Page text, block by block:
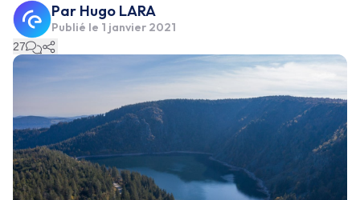
Par Hugo LARA
Publié le 1 janvier 2021
27